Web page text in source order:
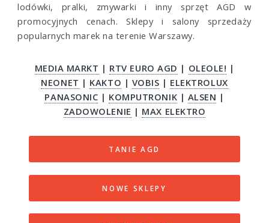
lodówki, pralki, zmywarki i inny sprzęt AGD w
promocyjnych cenach. Sklepy i salony sprzedaży
popularnych marek na terenie Warszawy.
MEDIA MARKT | RTV EURO AGD | OLEOLE! |
NEONET | KAKTO | VOBIS | ELEKTROLUX
PANASONIC | KOMPUTRONIK | ALSEN |
ZADOWOLENIE | MAX ELEKTRO
TANIE AGD
NOWE SKLEPY